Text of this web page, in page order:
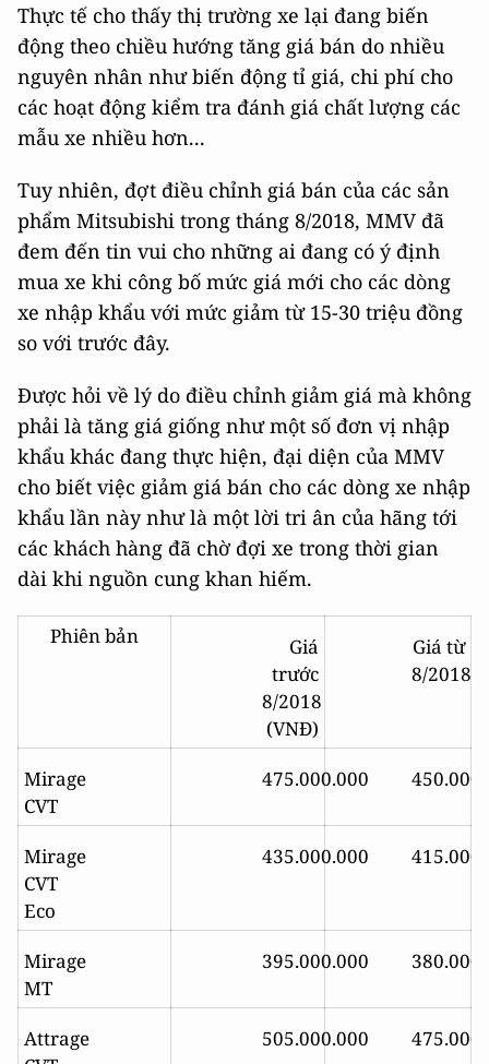
Thực tế cho thấy thị trường xe lại đang biến
động theo chiều hướng tăng giá bán do nhiều
nguyên nhân như biến động tỉ giá, chi phí cho
các hoạt động kiểm tra đánh giá chất lượng các
mẫu xe nhiều hơn...
Tuy nhiên, đợt điều chỉnh giá bán của các sản
phẩm Mitsubishi trong tháng 8/2018, MMV đã
đem đến tin vui cho những ai đang có ý định
mua xe khi công bố mức giá mới cho các dòng
xe nhập khẩu với mức giảm từ 15-30 triệu đồng
so với trước đây.
Được hỏi về lý do điều chỉnh giảm giá mà không
phải là tăng giá giống như một số đơn vị nhập
khẩu khác đang thực hiện, đại diện của MMV
cho biết việc giảm giá bán cho các dòng xe nhập
khẩu lần này như là một lời tri ân của hãng tới
các khách hàng đã chờ đợi xe trong thời gian
dài khi nguồn cung khan hiếm.
Phiên bản
Giá
trước
8/2018
(VNĐ)
Giá từ
8/2018
Mirage
CVT
475.000.000
Mirage
CVT
Eco
435.000.000
Mirage
MT
395.000.000
Attrage
505.000.000